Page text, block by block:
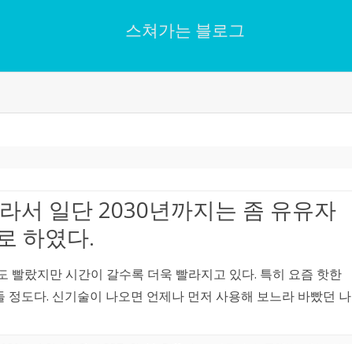
스쳐가는 블로그
서 일단 2030년까지는 좀 유유자
하였다.
빨랐지만 시간이 갈수록 더욱 빨라지고 있다. 특히 요즘 핫한
도다. 신기술이 나오면 언제나 먼저 사용해 보느라 바빴던 나